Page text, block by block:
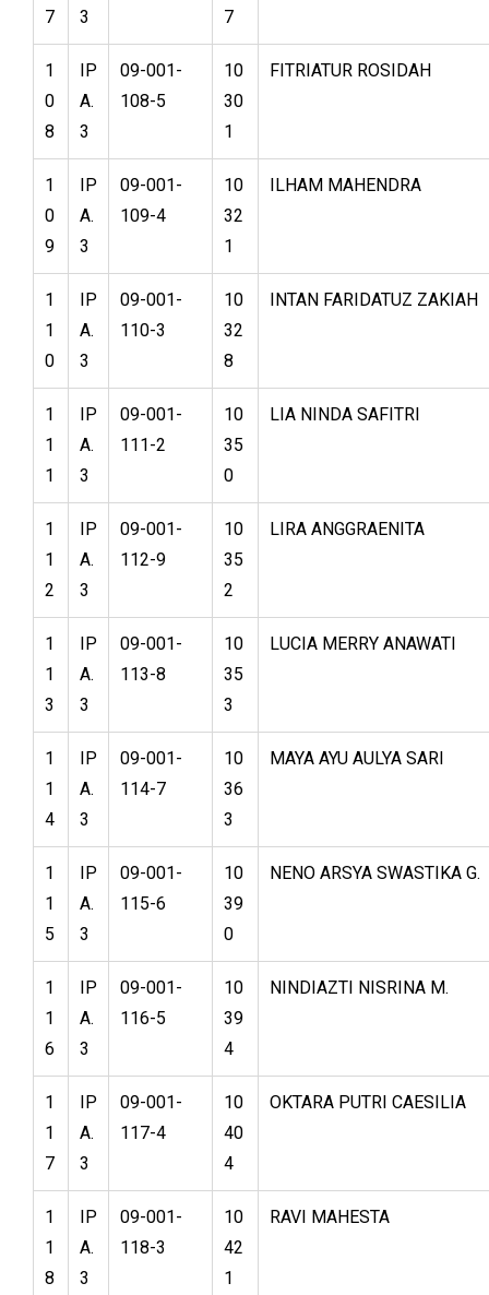
7
3
7
1
0
8
IP
A.
3
09-001-
108-5
10
30
1
FITRIATUR ROSIDAH
1
0
9
IP
A.
3
09-001-
109-4
10
32
1
ILHAM MAHENDRA
1
1
0
IP
A.
3
09-001-
110-3
10
32
8
INTAN FARIDATUZ ZAKIAH
1
1
1
IP
A.
3
09-001-
111-2
10
35
0
LIA NINDA SAFITRI
1
1
2
IP
A.
3
09-001-
112-9
10
35
2
LIRA ANGGRAENITA
1
1
3
IP
A.
3
09-001-
113-8
10
35
3
LUCIA MERRY ANAWATI
1
1
4
IP
A.
3
09-001-
114-7
10
36
3
MAYA AYU AULYA SARI
1
1
5
IP
A.
3
09-001-
115-6
10
39
0
NENO ARSYA SWASTIKA G.
1
1
6
IP
A.
3
09-001-
116-5
10
39
4
NINDIAZTI NISRINA M.
1
1
7
IP
A.
3
09-001-
117-4
10
40
4
OKTARA PUTRI CAESILIA
1
1
8
IP
A.
3
09-001-
118-3
10
42
1
RAVI MAHESTA